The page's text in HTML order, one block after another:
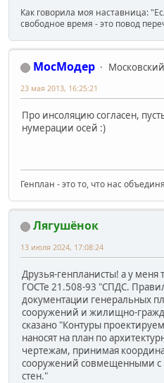
Как говорила моя наставница:
свободное время - это повод
МосМодер
23 мая 2013, 16:25:21
Про инсоляцию согласен,
нумерации осей :)
Генплан - это то, что нас
Лягушёнок
13 июля 2024, 17:08:24
Друзья-генпланисты! а у меня
ГОСТе 21.508-93 "СПДС.
документации генеральных
сооружений и жилищно-
сказано "Контуры
наносят на план по
чертежам, принимая
сооружений совмещенными с
стен."